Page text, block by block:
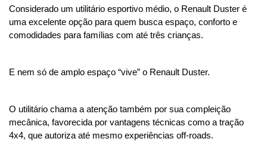
Considerado um utilitário esportivo médio, o Renault Duster é
uma excelente opção para quem busca espaço, conforto e
comodidades para famílias com até três crianças.
E nem só de amplo espaço “vive” o Renault Duster.
O utilitário chama a atenção também por sua compleição
mecânica, favorecida por vantagens técnicas como a tração
4x4, que autoriza até mesmo experiências off-roads.